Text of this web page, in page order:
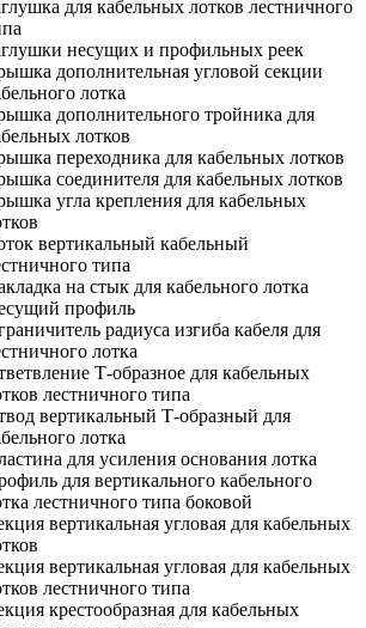
для кабельных лотков лестничного
несущих и профильных реек
дополнительная угловой секции
лотка
дополнительного тройника для
лотков
переходника для кабельных лотков
соединителя для кабельных лотков
угла крепления для кабельных
вертикальный кабельный
типа
на стык для кабельного лотка
профиль
радиуса изгиба кабеля для
лотка
Т-образное для кабельных
лестничного типа
вертикальный Т-образный для
лотка
для усиления основания лотка
для вертикального кабельного
лестничного типа боковой
вертикальная угловая для кабельных
вертикальная угловая для кабельных
лестничного типа
крестообразная для кабельных